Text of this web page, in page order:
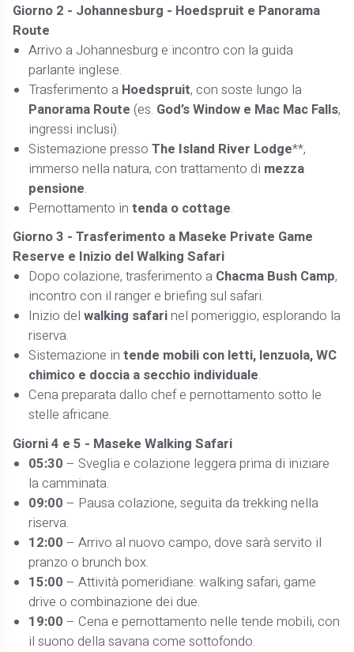
Giorno 2 - Johannesburg - Hoedspruit e Panorama
Route
Arrivo a Johannesburg e incontro con la guida
parlante inglese.
Trasferimento a Hoedspruit, con soste lungo la
Panorama Route (es. God’s Window e Mac Mac Falls,
ingressi inclusi).
Sistemazione pressoThe Island River Lodge**,
immerso nella natura, con trattamento di mezza
pensione.
Pernottamento intenda o cottage.
Giorno 3 - Trasferimento a Maseke Private Game
Reserve e Inizio del Walking Safari
Dopo colazione, trasferimento a Chacma Bush Camp,
incontro con il ranger e briefing sul safari.
Inizio delwalking safarinel pomeriggio, esplorando la
riserva.
Sistemazione intende mobili con letti, lenzuola, WC
chimico e doccia a secchio individuale.
Cena preparata dallo chef e pernottamento sotto le
stelle africane.
Giorni 4 e 5 - Maseke Walking Safari
05:30 – Sveglia e colazione leggera prima di iniziare
la camminata.
09:00 – Pausa colazione, seguita da trekking nella
riserva.
12:00 – Arrivo al nuovo campo, dove sarà servito il
pranzo o brunch box.
15:00 – Attività pomeridiane: walking safari, game
drive o combinazione dei due.
19:00 – Cena e pernottamento nelle tende mobili, con
il suono della savana come sottofondo.